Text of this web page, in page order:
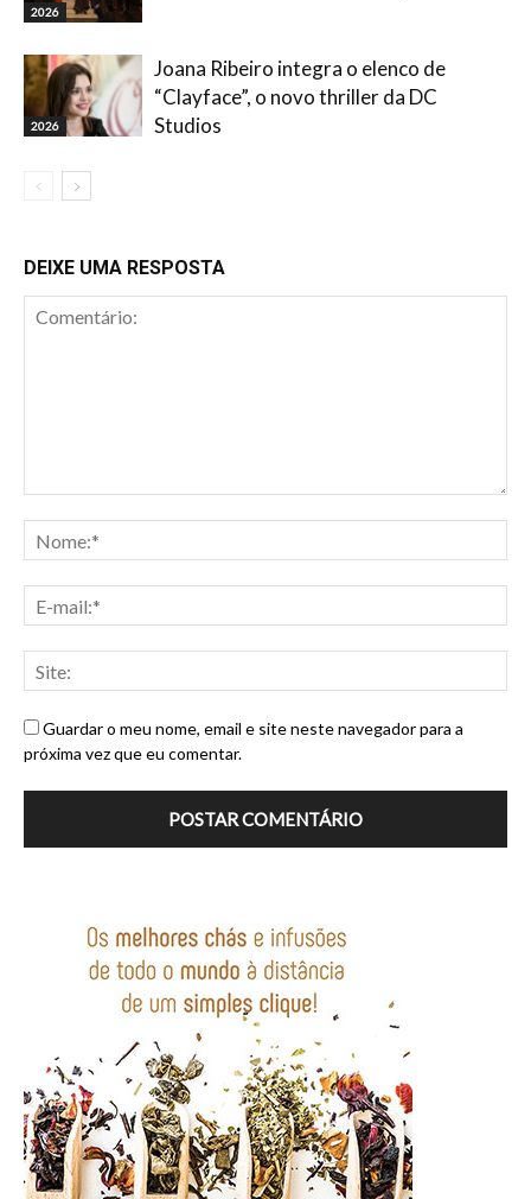
2026
2026
Joana Ribeiro integra o elenco de
“Clayface”, o novo thriller da DC
Studios
DEIXE UMA RESPOSTA
Guardar o meu nome, email e site neste navegador para a
próxima vez que eu comentar.